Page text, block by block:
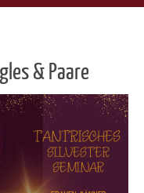
& Paare